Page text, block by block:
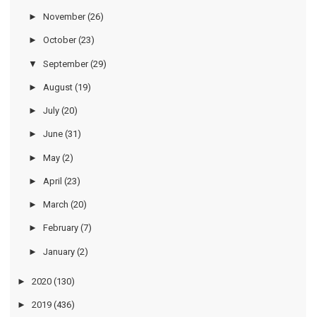
► November (26)
► October (23)
▼ September (29)
► August (19)
► July (20)
► June (31)
► May (2)
► April (23)
► March (20)
► February (7)
► January (2)
► 2020 (130)
► 2019 (436)